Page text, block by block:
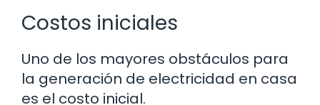
Costos iniciales
Uno de los mayores obstáculos para
la generación de electricidad en casa
es el costo inicial.